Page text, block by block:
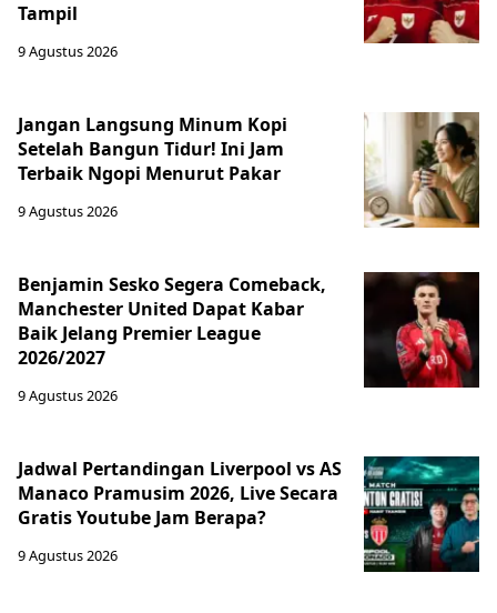
Tampil
9 Agustus 2026
Jangan Langsung Minum Kopi
Setelah Bangun Tidur! Ini Jam
Terbaik Ngopi Menurut Pakar
9 Agustus 2026
Benjamin Sesko Segera Comeback,
Manchester United Dapat Kabar
Baik Jelang Premier League
2026/2027
9 Agustus 2026
Jadwal Pertandingan Liverpool vs AS
Manaco Pramusim 2026, Live Secara
Gratis Youtube Jam Berapa?
9 Agustus 2026